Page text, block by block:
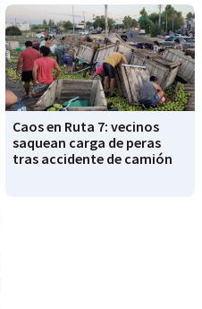
Caos en Ruta 7: vecinos
saquean carga de peras
tras accidente de camión